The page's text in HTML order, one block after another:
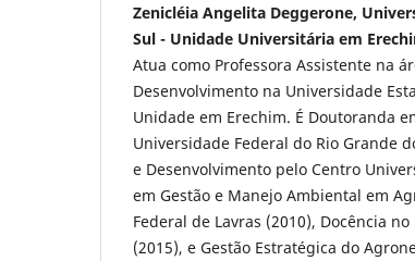
Zenicléia Angelita Deggerone,
Sul - Unidade Universitária em
Atua como Professora Assistente na
Desenvolvimento na Universidade
Unidade em Erechim. É Doutoranda
Universidade Federal do Rio Grande
e Desenvolvimento pelo Centro
em Gestão e Manejo Ambiental em
Federal de Lavras (2010), Docência
(2015), e Gestão Estratégica do